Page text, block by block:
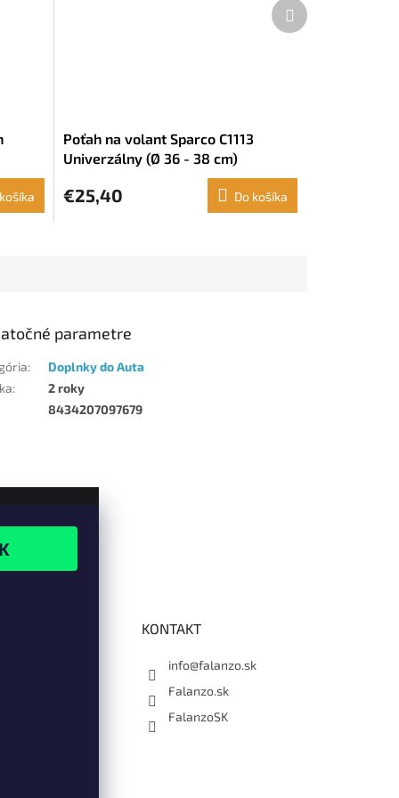
Poťah na volant Sparco C1113
Univerzálny (Ø 36 - 38 cm)
€25,40 Do košíka
Ďalší
produkt
parametre
:
Doplnky do Auta
:
2 roky
8434207097679
KONTAKT
info@falanzo.sk
Falanzo.sk
FalanzoSK